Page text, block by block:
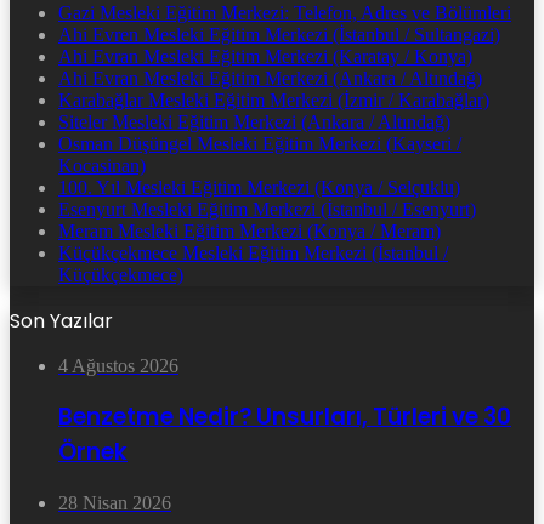
Gazi Mesleki Eğitim Merkezi: Telefon, Adres ve Bölümleri
Ahi Evren Mesleki Eğitim Merkezi (İstanbul / Sultangazi)
Ahi Evran Mesleki Eğitim Merkezi (Karatay / Konya)
Ahi Evran Mesleki Eğitim Merkezi (Ankara / Altındağ)
Karabağlar Mesleki Eğitim Merkezi (İzmir / Karabağlar)
Siteler Mesleki Eğitim Merkezi (Ankara / Altındağ)
Osman Düşüngel Mesleki Eğitim Merkezi (Kayseri /
Kocasinan)
100. Yıl Mesleki Eğitim Merkezi (Konya / Selçuklu)
Esenyurt Mesleki Eğitim Merkezi (İstanbul / Esenyurt)
Meram Mesleki Eğitim Merkezi (Konya / Meram)
Küçükçekmece Mesleki Eğitim Merkezi (İstanbul /
Küçükçekmece)
Son Yazılar
4 Ağustos 2026
Benzetme Nedir? Unsurları, Türleri ve 30
Örnek
28 Nisan 2026